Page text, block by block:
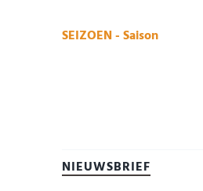
SEIZOEN - Saison
NIEUWSBRIEF